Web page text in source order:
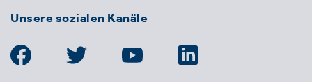
Unsere sozialen Kanäle